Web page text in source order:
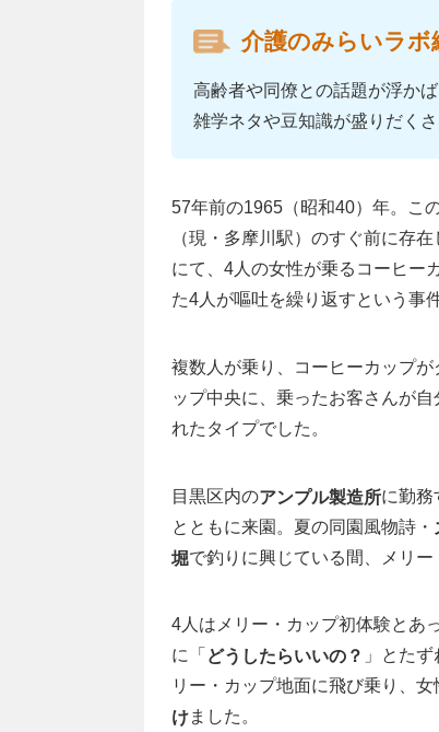
介護のみらいラボ
高齢者や同僚との話題が浮か
雑学ネタや豆知識が盛りだく
57年前の1965（昭和40）年。こ
（現・多摩川駅）のすぐ前に存
にて、4人の女性が乗るコーヒー
た4人が嘔吐を繰り返すという事
複数人が乗り、コーヒーカップ
ップ中央に、乗ったお客さんが
れたタイプでした。
目黒区内のアンプル製造所に勤務
とともに来園。夏の同園風物詩・
堀で釣りに興じている間、メリー
4人はメリー・カップ初体験とあ
に「 どうしたらいいの？ 」とた
リー・カップ地面に飛び乗り、
けました。